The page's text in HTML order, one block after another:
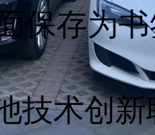
保存为
技术创